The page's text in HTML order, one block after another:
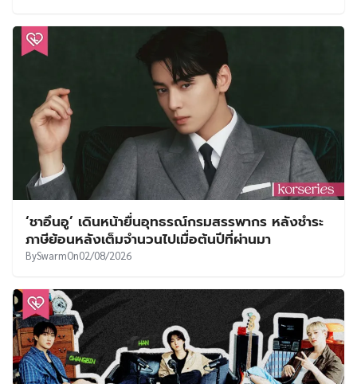
‘ชาอึนอู’ เดินหน้ายื่นอุทธรณ์กรมสรรพากร หลังชำระ
ภาษีย้อนหลังเต็มจำนวนไปเมื่อต้นปีที่ผ่านมา
BySwarmOn02/08/2026